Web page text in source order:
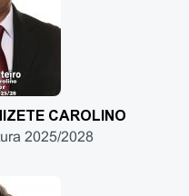
CAROLINO
2025/2028